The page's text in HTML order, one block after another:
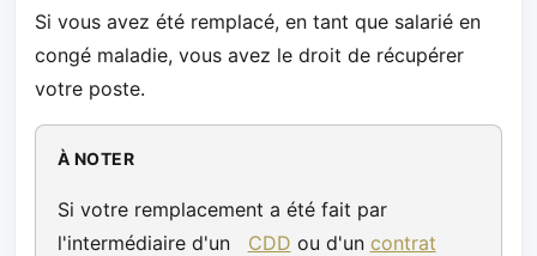
Si vous avez été remplacé, en tant que salarié en
congé maladie, vous avez le droit de récupérer
votre poste.
À NOTER
Si votre remplacement a été fait par
l'intermédiaire d'un CDD ou d'un contrat